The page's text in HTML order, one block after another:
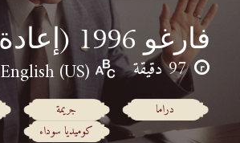
فارغو 1996 (إعادة إصدار)
97 دقيقة English (US)
دراما جريمة
كوميديا سوداء